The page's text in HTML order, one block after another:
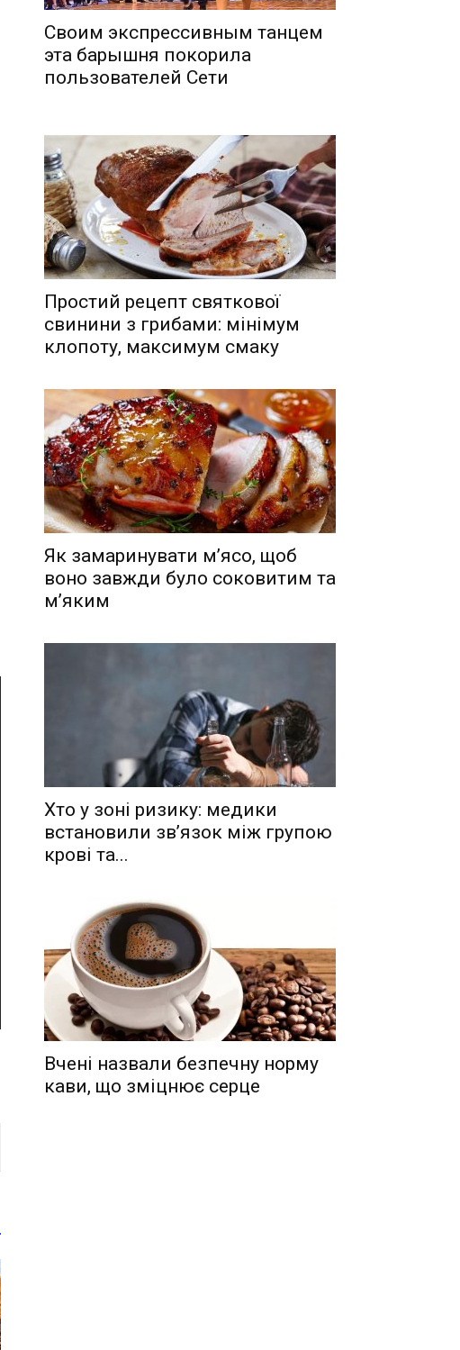
Своим экспрессивным танцем
эта барышня покорила
пользователей Сети
Простий рецепт святкової
свинини з грибами: мінімум
клопоту, максимум смаку
Як замаринувати м’ясо, щоб
воно завжди було соковитим та
м’яким
Хто у зоні ризику: медики
встановили зв’язок між групою
крові та...
Вчені назвали безпечну норму
кави, що зміцнює серце